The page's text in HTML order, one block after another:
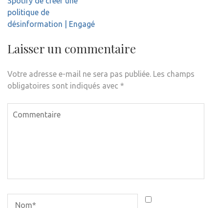
politique de
désinformation | Engagé
Laisser un commentaire
Votre adresse e-mail ne sera pas publiée. Les champs
obligatoires sont indiqués avec *